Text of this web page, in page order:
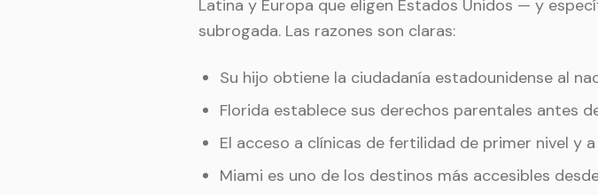
Latina y Europa que eligen Estados Unidos — y
subrogada. Las razones son claras:
Su hijo obtiene la ciudadanía estadounidense al
Florida establece sus derechos parentales antes
El acceso a clínicas de fertilidad de primer nivel y
Miami es uno de los destinos más accesibles